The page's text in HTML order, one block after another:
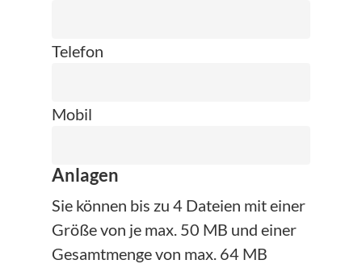
Telefon
Mobil
Anlagen
Sie können bis zu 4 Dateien mit einer
Größe von je max. 50 MB und einer
Gesamtmenge von max. 64 MB